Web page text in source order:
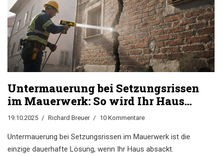
Untermauerung bei Setzungsrissen
im Mauerwerk: So wird Ihr Haus
stabilisiert
19.10.2025 Richard Breuer 10 Kommentare
Untermauerung bei Setzungsrissen im Mauerwerk ist die
einzige dauerhafte Lösung, wenn Ihr Haus absackt.